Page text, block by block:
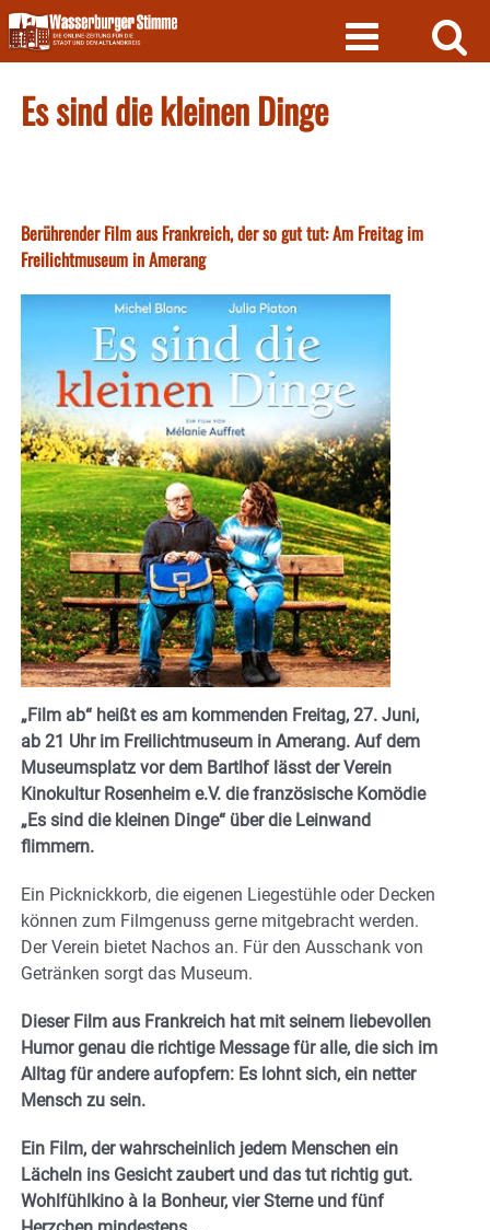
Skip
to
content
Es sind die kleinen Dinge
Berührender Film aus Frankreich, der so gut tut: Am Freitag im
Freilichtmuseum in Amerang
„Film ab“ heißt es am kommenden Freitag, 27. Juni,
ab 21 Uhr im Freilichtmuseum in Amerang. Auf dem
Museumsplatz vor dem Bartlhof lässt der Verein
Kinokultur Rosenheim e.V. die französische Komödie
„Es sind die kleinen Dinge“ über die Leinwand
flimmern.
Ein Picknickkorb, die eigenen Liegestühle oder Decken
können zum Filmgenuss gerne mitgebracht werden.
Der Verein bietet Nachos an. Für den Ausschank von
Getränken sorgt das Museum.
Dieser Film aus Frankreich hat mit seinem liebevollen
Humor genau die richtige Message für alle, die sich im
Alltag für andere aufopfern: Es lohnt sich, ein netter
Mensch zu sein.
Ein Film, der wahrscheinlich jedem Menschen ein
Lächeln ins Gesicht zaubert und das tut richtig gut.
Wohlfühlkino à la Bonheur, vier Sterne und fünf